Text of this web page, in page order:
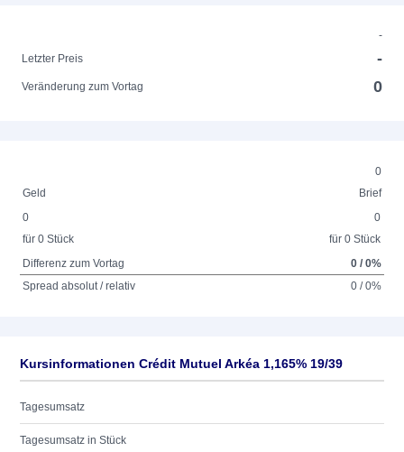
-
Letzter Preis
-
Veränderung zum Vortag 0
0
Geld
Brief
0
für 0 Stück
0
für 0 Stück
Differenz zum Vortag
0 / 0%
Spread absolut / relativ
0 / 0%
Kursinformationen Crédit Mutuel Arkéa 1,165% 19/39
Tagesumsatz
Tagesumsatz in Stück